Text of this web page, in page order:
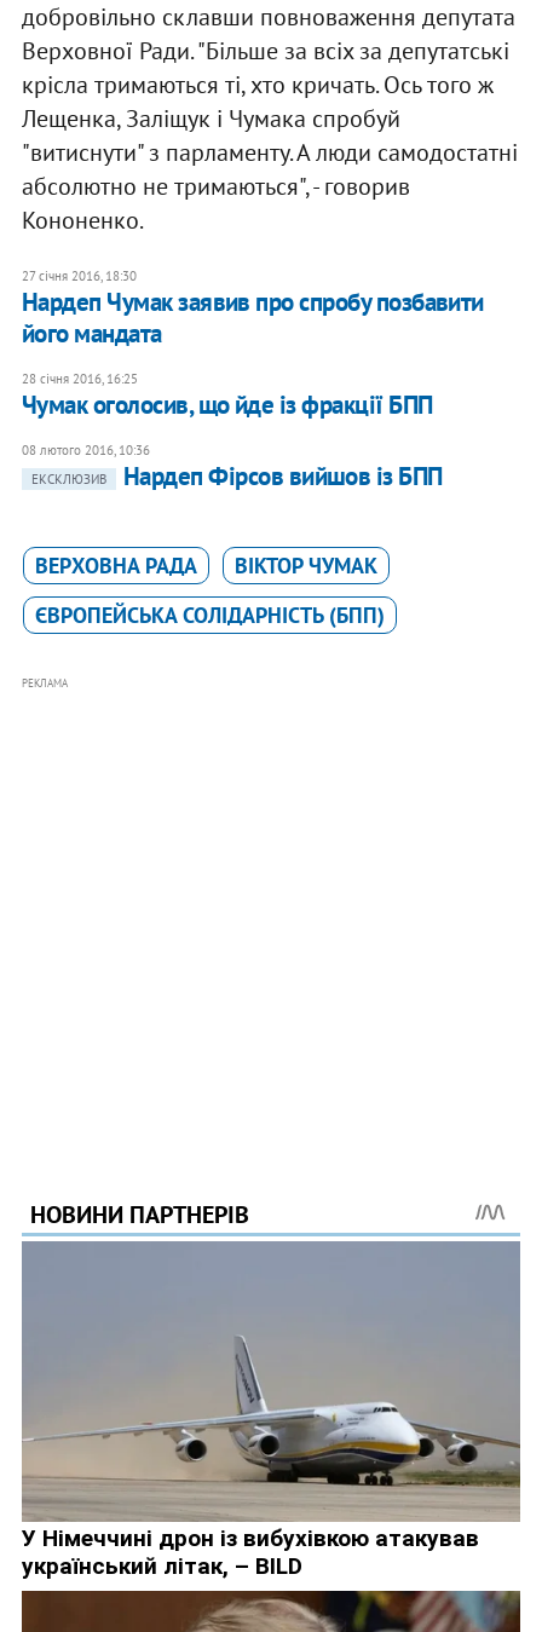
добровільно склавши повноваження депутата
Верховної Ради. "Більше за всіх за депутатські
крісла тримаються ті, хто кричать. Ось того ж
Лещенка, Заліщук і Чумака спробуй
"витиснути" з парламенту. А люди самодостатні
абсолютно не тримаються", - говорив
Кононенко.
27 січня 2016, 18:30
Нардеп Чумак заявив про спробу позбавити
його мандата
28 січня 2016, 16:25
Чумак оголосив, що йде із фракції БПП
08 лютого 2016, 10:36
ЕКСКЛЮЗИВ
Нардеп Фірсов вийшов із БПП
ВЕРХОВНА РАДА
ВІКТОР ЧУМАК
ЄВРОПЕЙСЬКА СОЛІДАРНІСТЬ (БПП)
РЕКЛАМА